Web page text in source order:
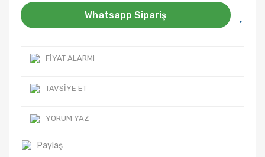
Whatsapp Sipariş
FIYAT ALARMI
TAVSIYE ET
YORUM YAZ
Paylaş